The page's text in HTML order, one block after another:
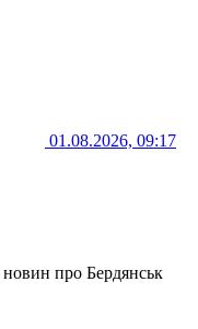
01.08.2026, 09:17
про Бердянськ